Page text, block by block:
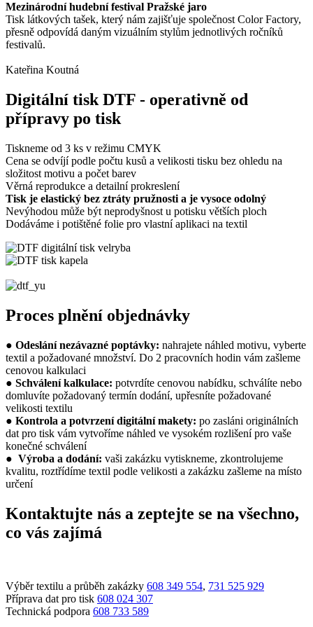
Mezinárodní hudební festival Pražské jaro
Tisk látkových tašek, který nám zajišťuje společnost Color Factory,
přesně odpovídá daným vizuálním stylům jednotlivých ročníků
festivalů.
Kateřina Koutná
Digitální tisk DTF - operativně od
přípravy po tisk
Tiskneme od 3 ks v režimu CMYK
Cena se odvíjí podle počtu kusů a velikosti tisku bez ohledu na
složitost motivu a počet barev
Věrná reprodukce a detailní prokreslení
Tisk je elastický bez ztráty pružnosti a je vysoce odolný
Nevýhodou může být neprodyšnost u potisku větších ploch
Dodáváme i potištěné folie pro vlastní aplikaci na textil
Proces plnění objednávky
● Odeslání nezávazné poptávky: nahrajete náhled motivu, vyberte
textil a požadované množství. Do 2 pracovních hodin vám zašleme
cenovou kalkulaci
● Schválení kalkulace: potvrdíte cenovou nabídku, schválíte nebo
domluvíte požadovaný termín dodání, upřesníte požadované
velikosti textilu
● Kontrola a potvrzení digitální makety: po zasláni originálních
dat pro tisk vám vytvoříme náhled ve vysokém rozlišení pro vaše
konečné schválení
● Výroba a dodání: vaši zakázku vytiskneme, zkontrolujeme
kvalitu, roztřídíme textil podle velikosti a zakázku zašleme na místo
určení
Kontaktujte nás a zeptejte se na všechno,
co vás zajímá
Výběr textilu a průběh zakázky 608 349 554, 731 525 929
Příprava dat pro tisk 608 024 307
Technická podpora 608 733 589